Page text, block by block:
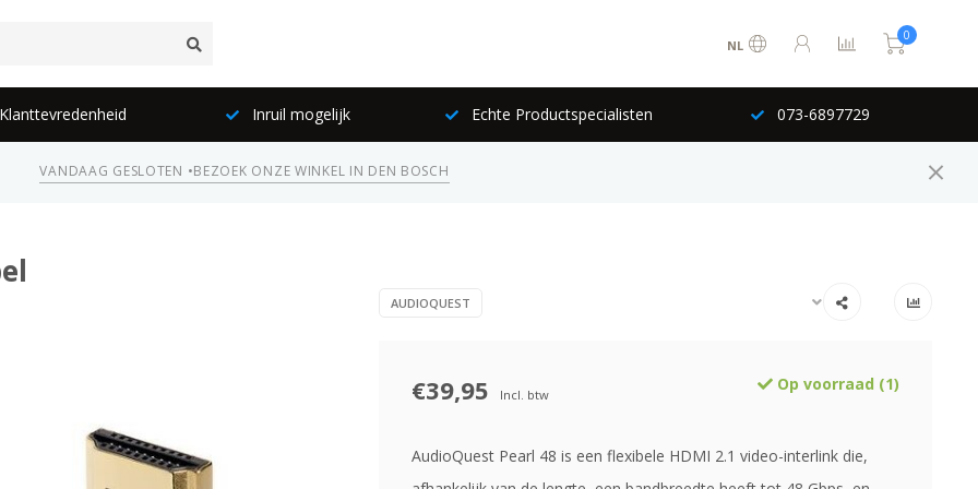
NL
0
Inruil mogelijk Echte Productspecialisten 073-6897729
VANDAAG GESLOTEN •BEZOEK ONZE WINKEL IN DEN BOSCH
AUDIOQUEST
€39,95 Incl. btw
Op voorraad (1)
AudioQuest Pearl 48 is een flexibele HDMI 2.1 video-interlink die,